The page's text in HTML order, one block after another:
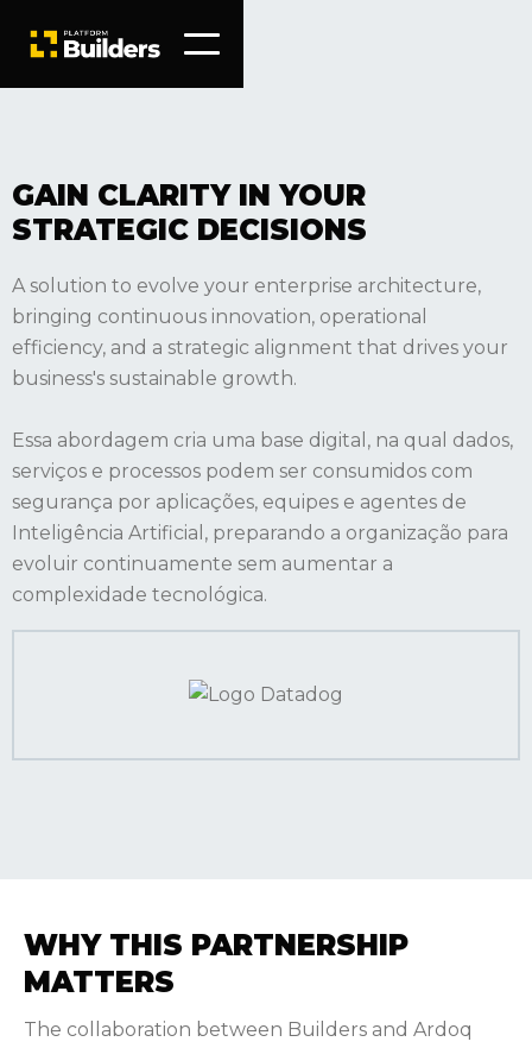
GAIN CLARITY IN YOUR
STRATEGIC DECISIONS
A solution to evolve your enterprise architecture,
bringing continuous innovation, operational
efficiency, and a strategic alignment that drives your
business's sustainable growth.
Essa abordagem cria uma base digital, na qual dados,
serviços e processos podem ser consumidos com
segurança por aplicações, equipes e agentes de
Inteligência Artificial, preparando a organização para
evoluir continuamente sem aumentar a
complexidade tecnológica.
WHY THIS PARTNERSHIP
MATTERS
The collaboration between Builders and Ardoq